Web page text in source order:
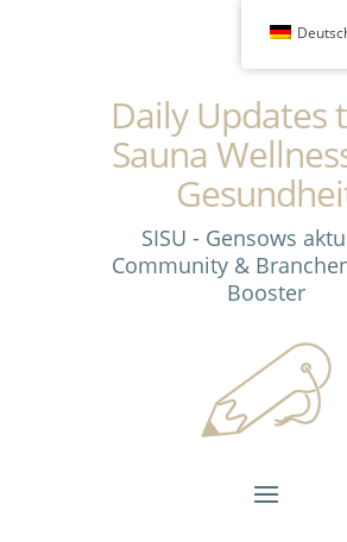
Daily Updates
Sauna
SISU - Gensows
Community &
Booster